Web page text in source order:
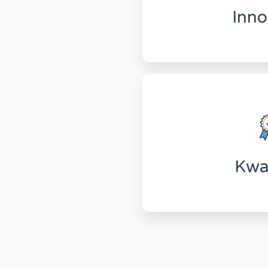
vernieuwende
doel
en duurzame